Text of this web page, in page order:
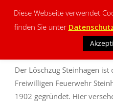
Löschzug
Der Löschzug Steinhagen
Freiwilligen Feuerwehr
1902 gegründet. Hier
Diese Webseite verwendet
finden Sie unter